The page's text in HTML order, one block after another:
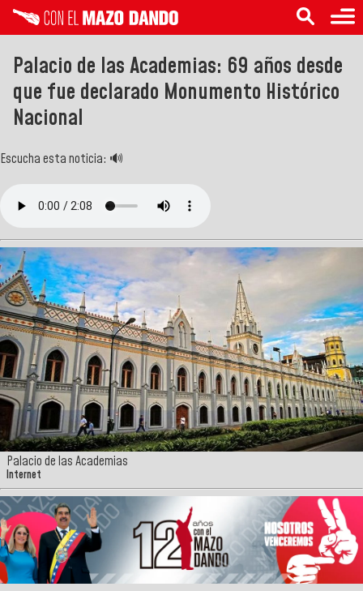
Palacio de las Academias: 69 años desde
que fue declarado Monumento Histórico
Nacional
Escucha esta noticia: 🔊
Palacio de las Academias
Internet